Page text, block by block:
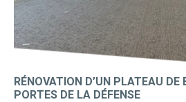
RÉNOVATION D’UN PLATEAU DE
PORTES DE LA DÉFENSE